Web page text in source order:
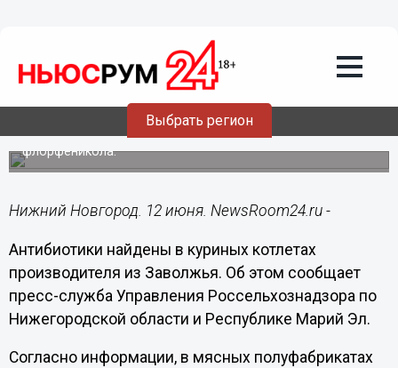
Выбрать регион
12.06.202110:11
Антибиотики обнаружены в куриных
котлетах из Заволжья
Полуфабрикаты не прошли проверку на содержание
флорфеникола.
Нижний Новгород. 12 июня. NewsRoom24.ru -
Антибиотики найдены в куриных котлетах
производителя из Заволжья. Об этом сообщает
пресс-служба Управления Россельхознадзора по
Нижегородской области и Республике Марий Эл.
Согласно информации, в мясных полуфабрикатах